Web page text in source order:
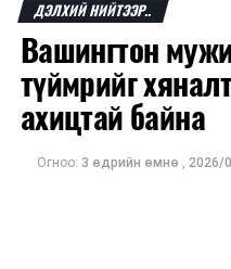
“Уралдронзавод”
хотод байгуулагдсан
төхөөрөмж
оны орлого 6.2
тэрбум рубльд хүрсэн
Одоогоор дэлбэрэлтийн
ДЭЛХИЙ НИЙТЭЭР..
Вашингтон
түймрийг
ахицтай байна
Огноо: 3 өдрийн өмнө , 2026/